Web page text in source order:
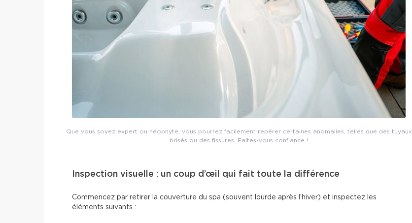
Que vous soyez expert ou néophyte, vous pourrez facilement repérer certaines anomalies, telles que des tuyaux
brisés ou des fissures. Faites-vous confiance !
Inspection visuelle : un coup d’œil qui fait toute la différence
Commencez par retirer la couverture du spa (souvent lourde après l’hiver) et inspectez les
éléments suivants :